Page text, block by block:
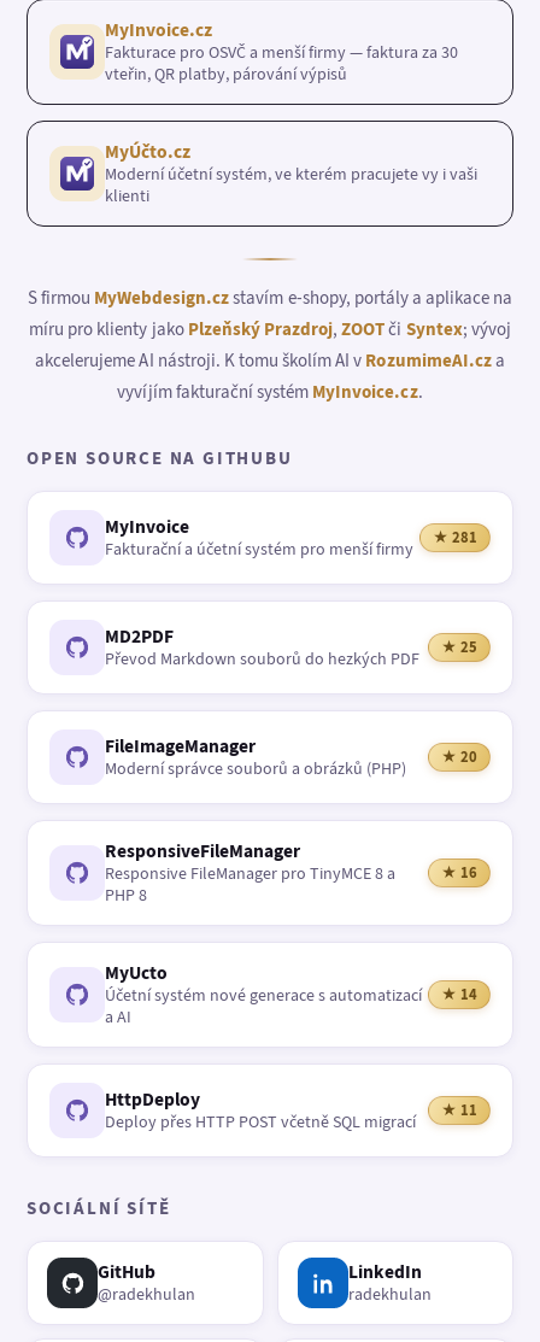
MyInvoice.cz
Fakturace pro OSVČ a menší firmy — faktura za 30
vteřin, QR platby, párování výpisů
MyÚčto.cz
Moderní účetní systém, ve kterém pracujete vy i vaši
klienti
S firmou MyWebdesign.czstavím e-shopy, portály a aplikace na
míru pro klienty jako Plzeňský Prazdroj,ZOOTči Syntex; vývoj
akcelerujeme AI nástroji. K tomu školím AI v RozumimeAI.cza
vyvíjím fakturační systém MyInvoice.cz.
OPEN SOURCE NA GITHUBU
MyInvoice
Fakturační a účetní systém pro menší firmy
★ 281
MD2PDF
Převod Markdown souborů do hezkých PDF
★ 25
FileImageManager
Moderní správce souborů a obrázků (PHP)
★ 20
ResponsiveFileManager
Responsive FileManager pro TinyMCE 8 a
PHP 8
★ 16
MyUcto
Účetní systém nové generace s automatizací
a AI
★ 14
HttpDeploy
Deploy přes HTTP POST včetně SQL migrací
★ 11
SOCIÁLNÍ SÍTĚ
GitHub
@radekhulan
LinkedIn
radekhulan